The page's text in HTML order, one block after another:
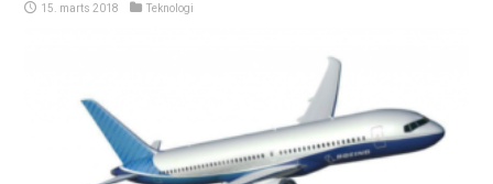
15. marts 2018 Teknologi